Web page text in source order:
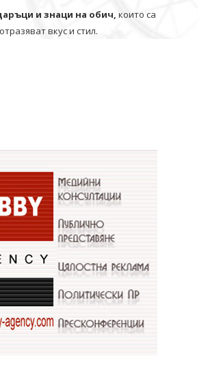
и знаци на обич, които са
вкус и стил.